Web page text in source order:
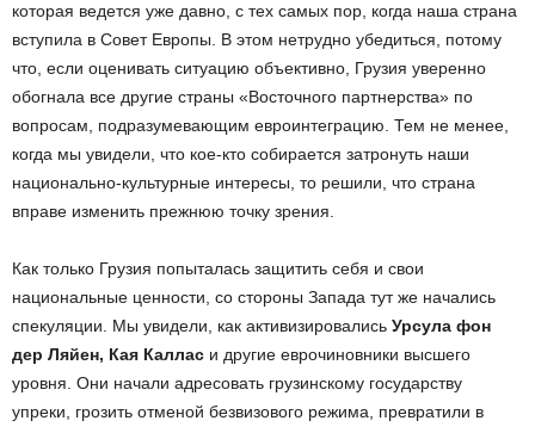
которая ведется уже давно, с тех самых пор, когда наша страна
вступила в Совет Европы. В этом нетрудно убедиться, потому
что, если оценивать ситуацию объективно, Грузия уверенно
обогнала все другие страны «Восточного партнерства» по
вопросам, подразумевающим евроинтеграцию. Тем не менее,
когда мы увидели, что кое-кто собирается затронуть наши
национально-культурные интересы, то решили, что страна
вправе изменить прежнюю точку зрения.
Как только Грузия попыталась защитить себя и свои
национальные ценности, со стороны Запада тут же начались
спекуляции. Мы увидели, как активизировались Урсула фон
дер Ляйен, Кая Каллас и другие еврочиновники высшего
уровня. Они начали адресовать грузинскому государству
упреки, грозить отменой безвизового режима, превратили в